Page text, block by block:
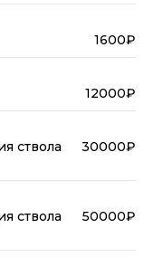
1600₽
12000₽
ствола
30000₽
ствола
50000₽